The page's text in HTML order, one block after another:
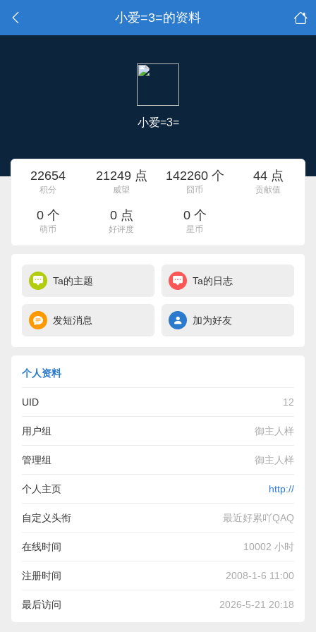
小爱=3=的资料
小爱=3=
22654
积分
21249 点
威望
142260 个
囧币
44 点
贡献值
0 个
萌币
0 点
好评度
0 个
星币
Ta的主题 Ta的日志
发短消息 加为好友
个人资料
UID 12
用户组 御主人样
管理组 御主人样
个人主页 http://
自定义头衔 最近好累吖QAQ
在线时间 10002 小时
注册时间 2008-1-6 11:00
最后访问 2026-5-21 20:18